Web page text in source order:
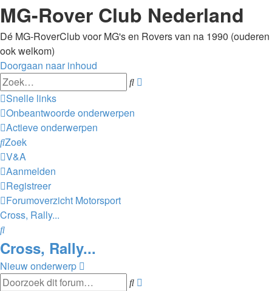
MG-Rover Club Nederland
Dé MG-RoverClub voor MG's en Rovers van na 1990 (ouderen
ook welkom)
Doorgaan naar inhoud
Zoek
Snelle links
Onbeantwoorde onderwerpen
Actieve onderwerpen
Zoek
V&A
Aanmelden
Registreer
Forumoverzicht Motorsport
Cross, Rally...
Zoek
Cross, Rally...
Nieuw onderwerp
Zoek